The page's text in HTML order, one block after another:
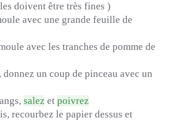
doivent être très fines )
avec une grande feuille de
avec les tranches de pomme de
donnez un coup de pinceau avec un
salez et poivrez
recourbez le papier dessus et